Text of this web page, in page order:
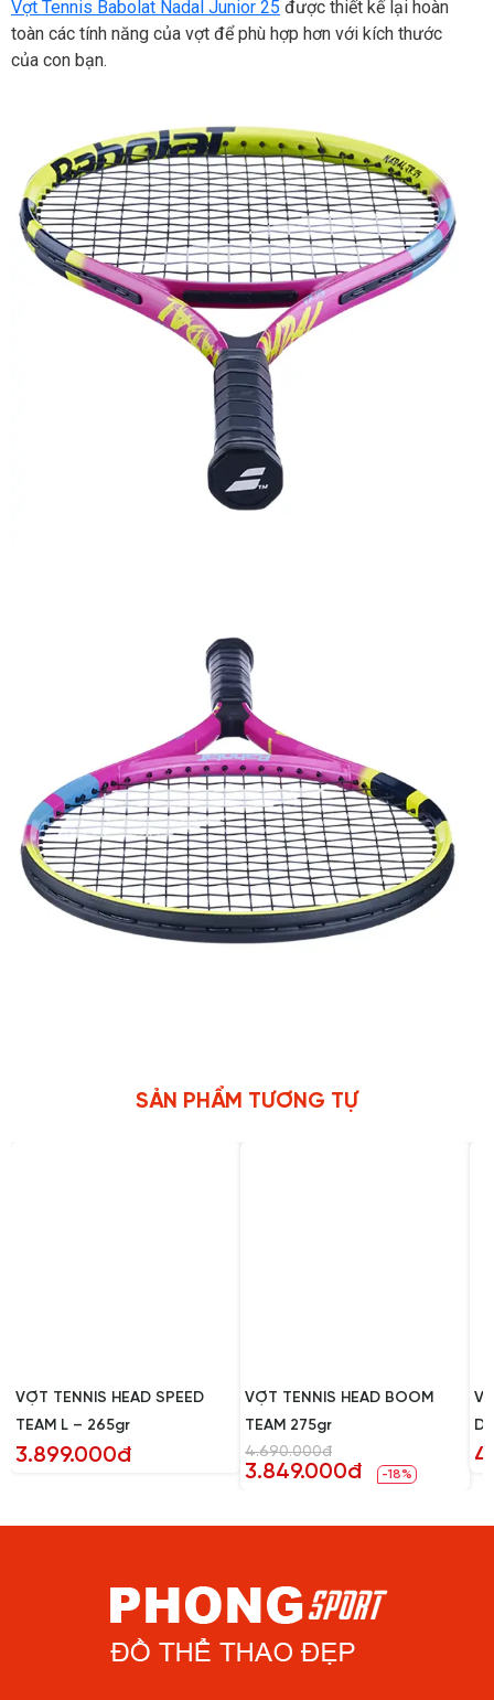
Vợt Tennis Babolat Nadal Junior 25 được thiết kế lại hoàn
toàn các tính năng của vợt để phù hợp hơn với kích thước
của con bạn.
SẢN PHẨM TƯƠNG TỰ
VỢT TENNIS HEAD SPEED
TEAM L – 265gr
3.899.000đ
VỢT TENNIS HEAD BOOM
TEAM 275gr
4.690.000đ
3.849.000đ -18%